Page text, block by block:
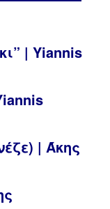
on
| Yiannis
| Άκης